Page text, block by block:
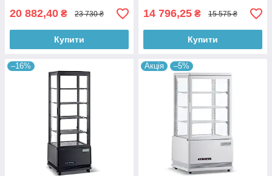
20 882,40 ₴ 23 730 ₴
Купити
14 796,25 ₴ 15 575 ₴
Купити
–16% Акція –5%